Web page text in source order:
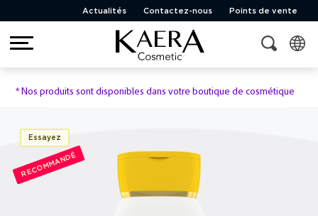
Actualités Contactez-nous Points de vente
*Nos produits sont disponibles dans votre boutique de cosmétique
Essayez
RECOMMANDÉ